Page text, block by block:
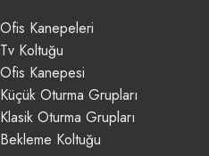
Ofis Kanepeleri
Tv Koltuğu
Ofis Kanepesi
Küçük Oturma Grupları
Klasik Oturma Grupları
Bekleme Koltuğu